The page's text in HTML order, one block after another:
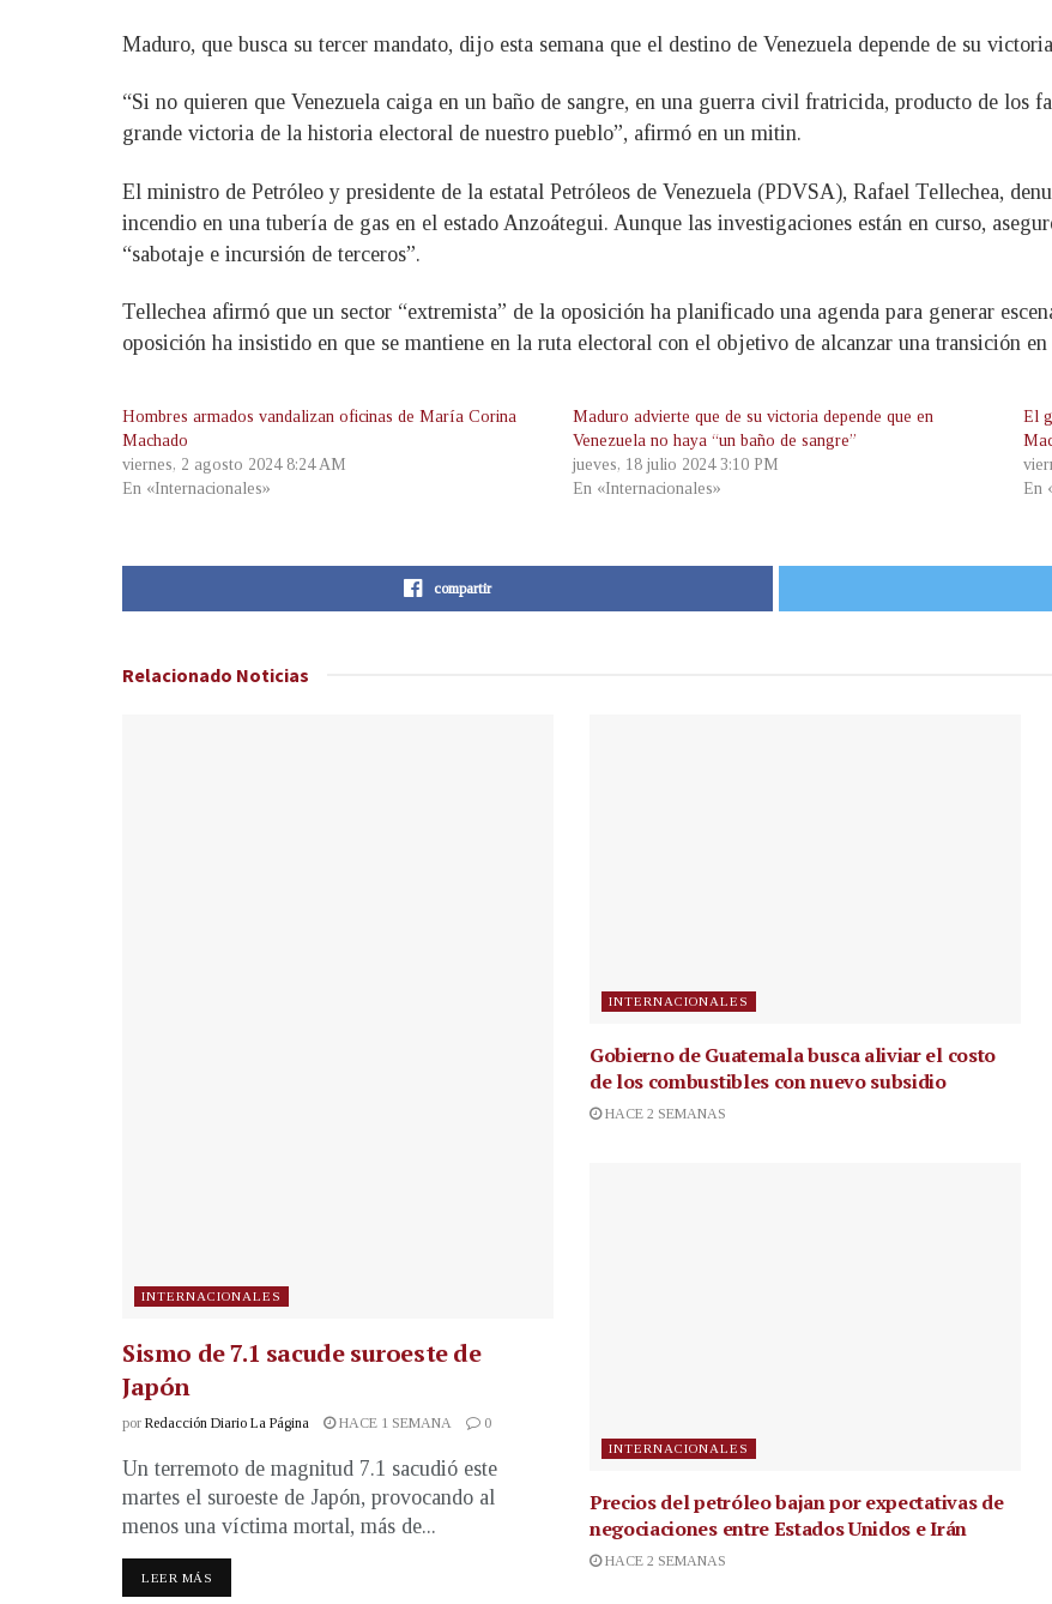
Maduro, que busca su tercer mandato, dijo esta semana que el destino de Venezuela depende de su
“Si no quieren que Venezuela caiga en un baño de sangre, en una guerra civil fratricida, producto de los
grande victoria de la historia electoral de nuestro pueblo”, afirmó en un mitin.
El ministro de Petróleo y presidente de la estatal Petróleos de Venezuela (PDVSA), Rafael Tellechea,
incendio en una tubería de gas en el estado Anzoátegui. Aunque las investigaciones están en curso,
“sabotaje e incursión de terceros”.
Tellechea afirmó que un sector “extremista” de la oposición ha planificado una agenda para generar
oposición ha insistido en que se mantiene en la ruta electoral con el objetivo de alcanzar una transición en
Hombres armados vandalizan oficinas de María Corina
Machado
viernes, 2 agosto 2024 8:24 AM
En «Internacionales»
Maduro advierte que de su victoria depende que en
Venezuela no haya “un baño de sangre”
jueves, 18 julio 2024 3:10 PM
En «Internacionales»
El
En
compartir
Relacionado Noticias
INTERNACIONALES
Sismo de 7.1 sacude suroeste de
Japón
por Redacción Diario La Página HACE 1 SEMANA 0
Un terremoto de magnitud 7.1 sacudió este
martes el suroeste de Japón, provocando al
menos una víctima mortal, más de...
LEER MÁS
INTERNACIONALES
Gobierno de Guatemala busca aliviar el costo
de los combustibles con nuevo subsidio
HACE 2 SEMANAS
INTERNACIONALES
Precios del petróleo bajan por expectativas de
negociaciones entre Estados Unidos e Irán
HACE 2 SEMANAS